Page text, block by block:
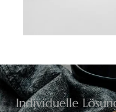
Individuelle